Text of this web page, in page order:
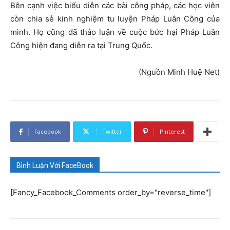
Bên cạnh việc biểu diễn các bài công pháp, các học viên
còn chia sẻ kinh nghiệm tu luyện Pháp Luân Công của
mình. Họ cũng đã thảo luận về cuộc bức hại Pháp Luân
Công hiện đang diễn ra tại Trung Quốc.
(Nguồn Minh Huệ Net)
Facebook Twitter Pinterest
Bình Luận Với FaceBook
[Fancy_Facebook_Comments order_by="reverse_time"]